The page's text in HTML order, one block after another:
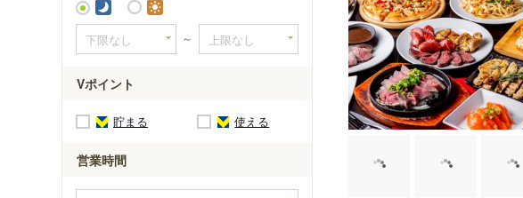
逸見駅
～
Vポイント
貯まる 使える
営業時間